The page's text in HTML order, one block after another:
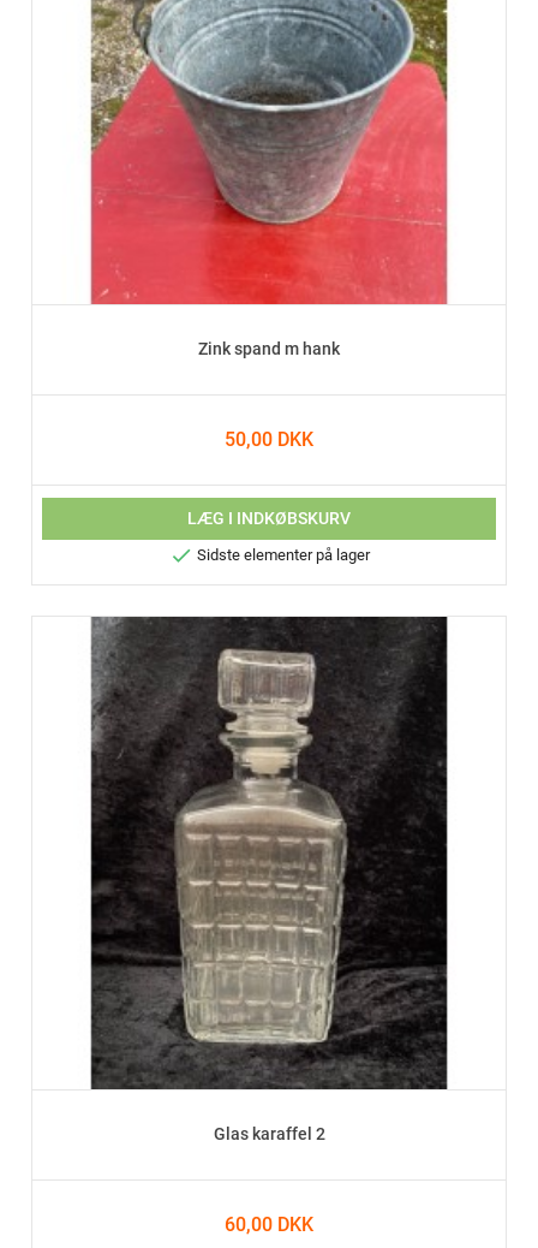
Zink spand m hank
50,00 DKK
LÆG I INDKØBSKURV
 Sidste elementer på lager
Glas karaffel 2
60,00 DKK